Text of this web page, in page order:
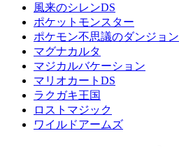
風来のシレンDS
ポケットモンスター
ポケモン不思議のダンジョン
マグナカルタ
マジカルバケーション
マリオカートDS
ラクガキ王国
ロストマジック
ワイルドアームズ